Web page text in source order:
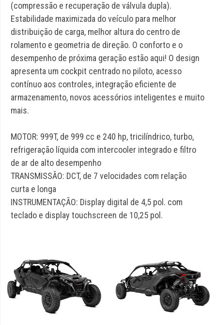
(compressão e recuperação de válvula dupla).
Estabilidade maximizada do veículo para melhor
distribuição de carga, melhor altura do centro de
rolamento e geometria de direção. O conforto e o
desempenho de próxima geração estão aqui! O design
apresenta um cockpit centrado no piloto, acesso
contínuo aos controles, integração eficiente de
armazenamento, novos acessórios inteligentes e muito
mais.
MOTOR: 999T, de 999 cc e 240 hp, tricilíndrico, turbo,
refrigeração líquida com intercooler integrado e filtro
de ar de alto desempenho
TRANSMISSÃO: DCT, de 7 velocidades com relação
curta e longa
INSTRUMENTAÇÃO: Display digital de 4,5 pol. com
teclado e display touchscreen de 10,25 pol.